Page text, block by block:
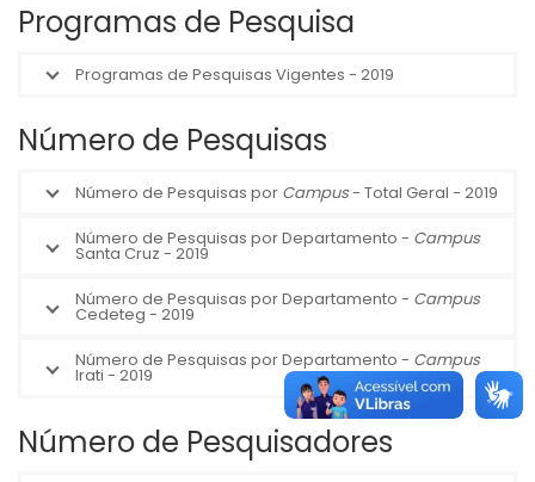
Programas de Pesquisa
Programas de Pesquisas Vigentes - 2019
Número de Pesquisas
Número de Pesquisas por Campus- Total Geral - 2019
Número de Pesquisas por Departamento - Campus
Santa Cruz - 2019
Número de Pesquisas por Departamento - Campus
Cedeteg - 2019
Número de Pesquisas por Departamento - Campus
Irati - 2019
Número de Pesquisadores